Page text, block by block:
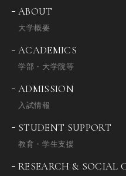
ABOUT
大学概要
ACADEMICS
学部・大学院等
ADMISSION
入試情報
STUDENT SUPPORT
教育・学生支援
RESEARCH & SOCIAL